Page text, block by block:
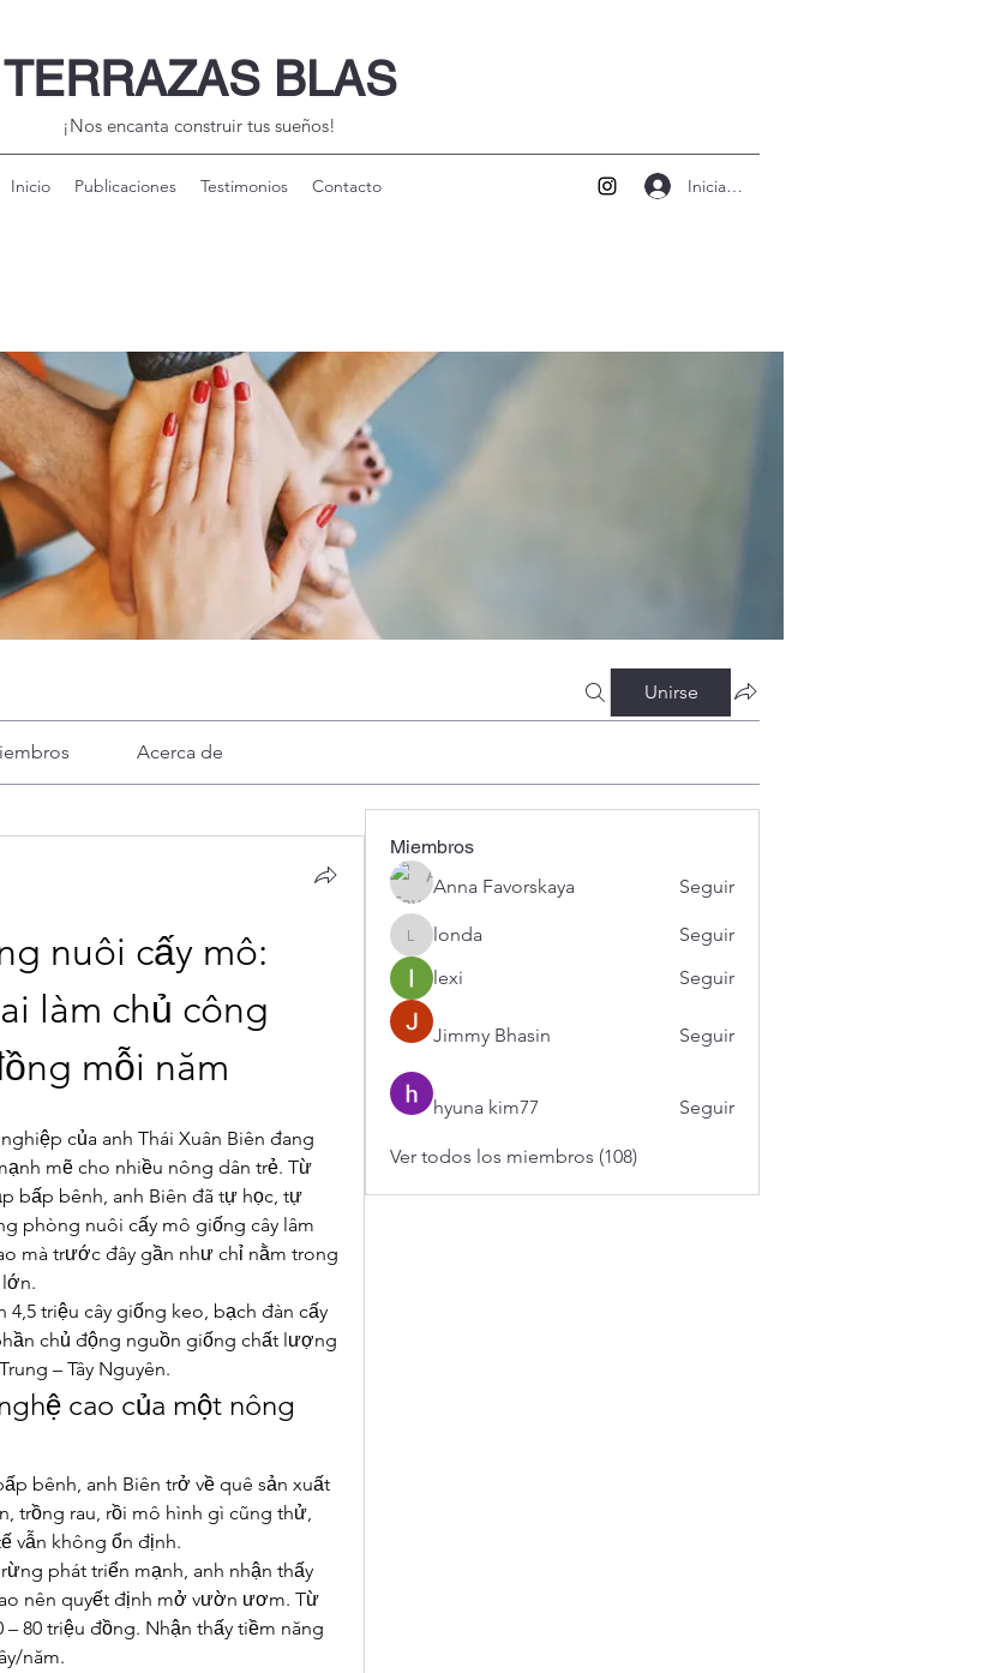
TERRAZAS BLAS
¡Nos encanta construir tus sueños!
Inicio Publicaciones Testimonios Contacto Iniciar sesión
Unirse
Acerca de
nuôi cấy mô:
làm chủ công
mỗi năm
của anh Thái Xuân Biên đang
mẽ cho nhiều nông dân trẻ. Từ
bấp bênh, anh Biên đã tự học, tự
phòng nuôi cấy mô giống cây lâm
mà trước đây gần như chỉ nằm trong
triệu cây giống keo, bạch đàn cấy
chủ động nguồn giống chất lượng
– Tây Nguyên.
cao của một nông
bênh, anh Biên trở về quê sản xuất
trồng rau, rồi mô hình gì cũng thử,
vẫn không ổn định.
phát triển mạnh, anh nhận thấy
nên quyết định mở vườn ươm. Từ
– 80 triệu đồng. Nhận thấy tiềm năng
năm.
Miembros
Anna Favorskaya
Seguir
londa
londa
Seguir
lexi
Seguir
Jimmy Bhasin Seguir
hyuna kim77 Seguir
Ver todos los miembros (108)